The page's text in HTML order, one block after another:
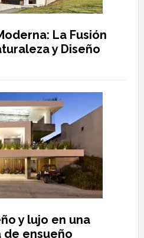
La Fusión
y Diseño
y lujo en una
ensueño